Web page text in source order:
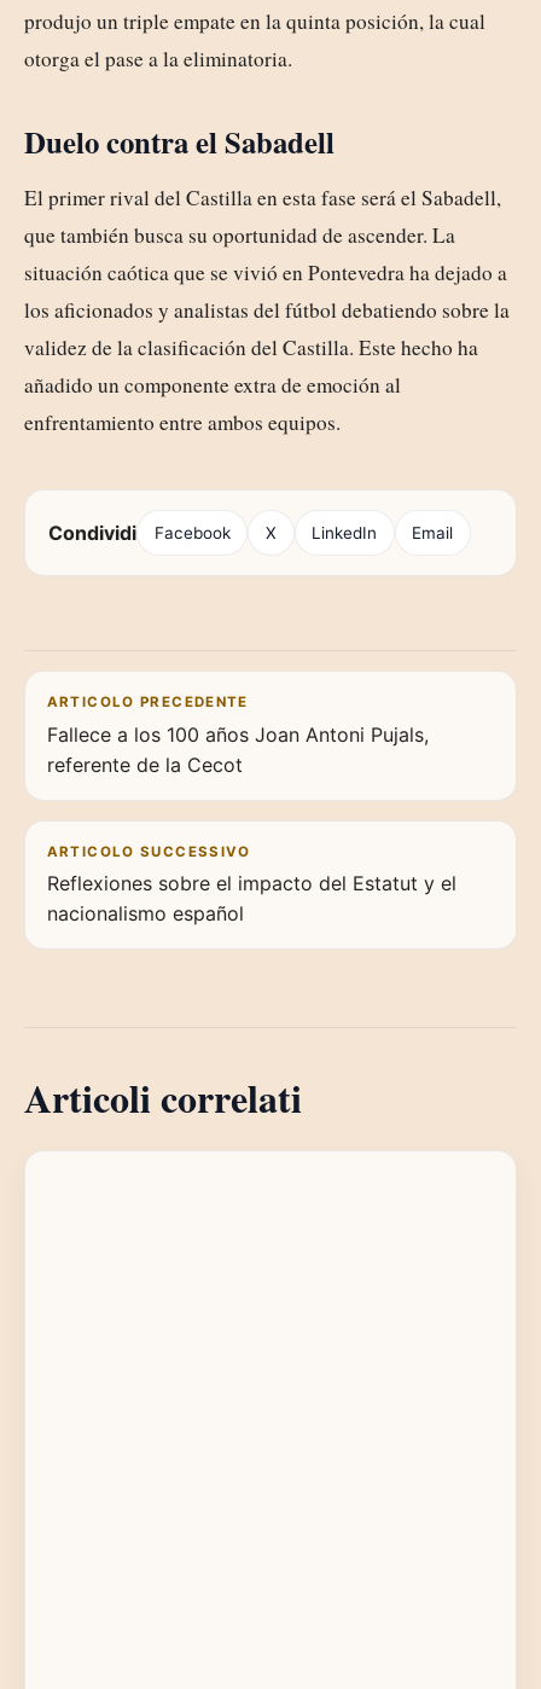
produjo un triple empate en la quinta posición, la cual
otorga el pase a la eliminatoria.
Duelo contra el Sabadell
El primer rival del Castilla en esta fase será el Sabadell,
que también busca su oportunidad de ascender. La
situación caótica que se vivió en Pontevedra ha dejado a
los aficionados y analistas del fútbol debatiendo sobre la
validez de la clasificación del Castilla. Este hecho ha
añadido un componente extra de emoción al
enfrentamiento entre ambos equipos.
Condividi Facebook X LinkedIn Email
Navigazione articoli
ARTICOLO PRECEDENTE
Fallece a los 100 años Joan Antoni Pujals,
referente de la Cecot
ARTICOLO SUCCESSIVO
Reflexiones sobre el impacto del Estatut y el
nacionalismo español
Articoli correlati